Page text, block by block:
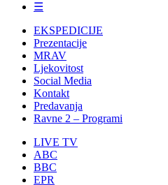
☰
EKSPEDICIJE
Prezentacije
MRAV
Ljekovitost
Social Media
Kontakt
Predavanja
Ravne 2 – Programi
LIVE TV
ABC
BBC
EPR